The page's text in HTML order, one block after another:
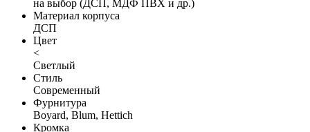
на выбор (ДСП, МДФ ПВХ и др.)
Материал корпуса
ДСП
Цвет
<
Светлый
Стиль
Современный
Фурнитура
Boyard, Blum, Hettich
Кромка